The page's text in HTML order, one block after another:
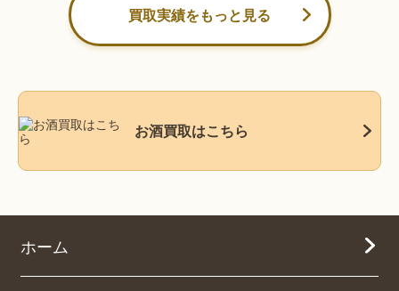
買取実績をもっと見る
お酒買取はこちら
ホーム